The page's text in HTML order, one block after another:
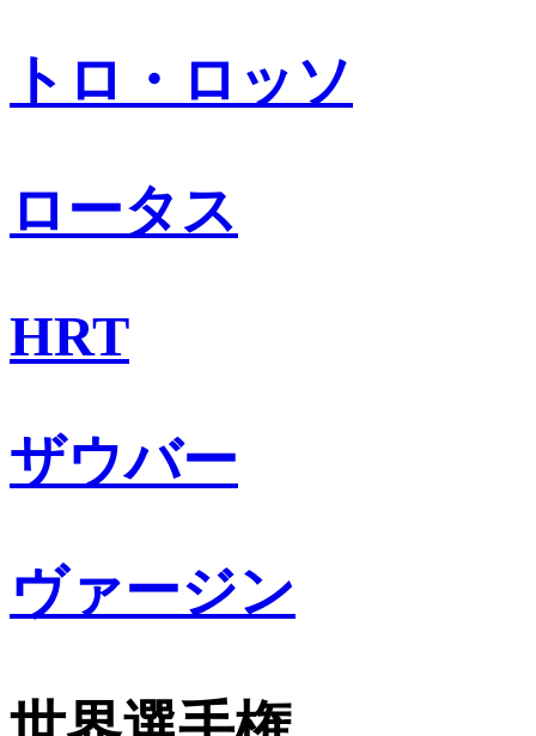
トロ・ロッソ
ロータス
HRT
ザウバー
ヴァージン